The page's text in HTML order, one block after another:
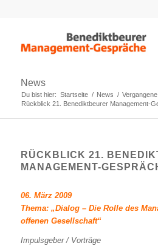
News
Du bist hier: Startseite / News /
Rückblick 21. Benediktbeurer Management-
RÜCKBLICK 21.
MANAGEMENT-
06. März 2009
Thema: „Dialog – Die Rolle des
offenen Gesellschaft“
Impulsgeber / Vorträge